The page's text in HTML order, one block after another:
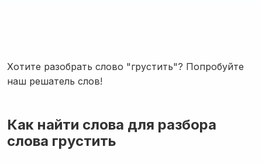
Хотите разобрать слово "грустить"? Попробуйте
наш решатель слов!
Как найти слова для разбора
слова грустить